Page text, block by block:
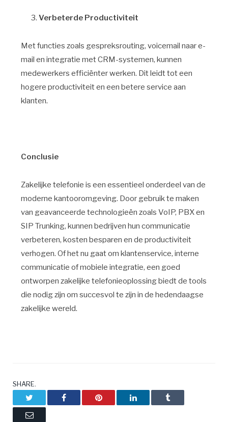
Verbeterde Productiviteit
Met functies zoals gespreksrouting, voicemail naar e-
mail en integratie met CRM-systemen, kunnen
medewerkers efficiënter werken. Dit leidt tot een
hogere productiviteit en een betere service aan
klanten.
Conclusie
Zakelijke telefonie is een essentieel onderdeel van de
moderne kantooromgeving. Door gebruik te maken
van geavanceerde technologieën zoals VoIP, PBX en
SIP Trunking, kunnen bedrijven hun communicatie
verbeteren, kosten besparen en de productiviteit
verhogen. Of het nu gaat om klantenservice, interne
communicatie of mobiele integratie, een goed
ontworpen zakelijke telefonieoplossing biedt de tools
die nodig zijn om succesvol te zijn in de hedendaagse
zakelijke wereld.
SHARE.
Facebook Pinterest LinkedIn Tumblr
Email